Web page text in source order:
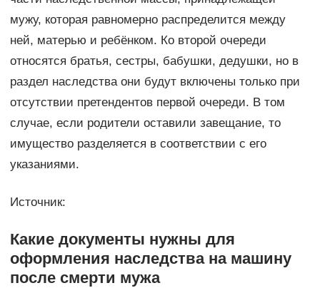
мужу, которая равномерно распределится между
ней, матерью и ребёнком. Ко второй очереди
относятся братья, сестры, бабушки, дедушки, но в
раздел наследства они будут включены только при
отсутствии претендентов первой очереди. В том
случае, если родители оставили завещание, то
имущество разделяется в соответствии с его
указаниями.
Источник:
Какие документы нужны для
оформления наследства на машину
после смерти мужа